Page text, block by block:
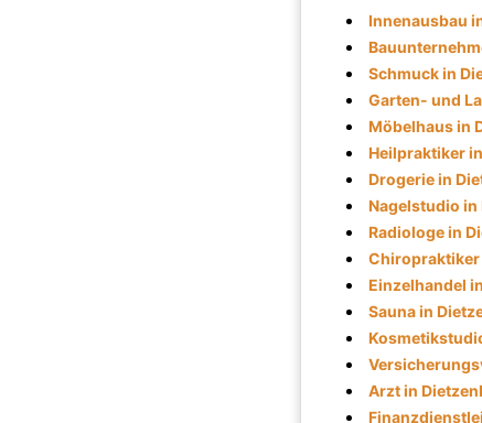
Innenausbau
Schmuck in
Garten- und
Möbelhaus in
Heilpraktiker
Drogerie in
Nagelstudio in
Radiologe in
Chiropraktiker
Einzelhandel
Sauna in
Arzt in